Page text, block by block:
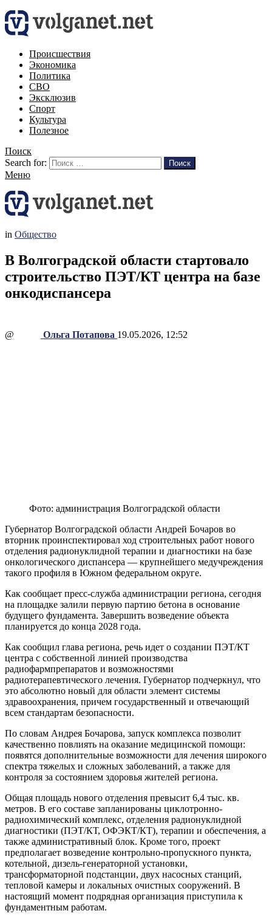
Происшествия
Экономика
Политика
СВО
Эксклюзив
Спорт
Культура
Полезное
Поиск
Search for:
Поиск
Меню
in Общество
В Волгоградской области стартовало
строительство ПЭТ/КТ центра на базе
онкодиспансера
@ Ольга Потапова 19.05.2026, 12:52
Фото: администрация Волгоградской области
Губернатор Волгоградской области Андрей Бочаров во
вторник проинспектировал ход строительных работ нового
отделения радионуклидной терапии и диагностики на базе
онкологического диспансера — крупнейшего медучреждения
такого профиля в Южном федеральном округе.
Как сообщает пресс-служба администрации региона, сегодня
на площадке залили первую партию бетона в основание
будущего фундамента. Завершить возведение объекта
планируется до конца 2028 года.
Как сообщил глава региона, речь идет о создании ПЭТ/КТ
центра с собственной линией производства
радиофармпрепаратов и возможностями
радиотерапевтического лечения. Губернатор подчеркнул, что
это абсолютно новый для области элемент системы
здравоохранения, причем государственный и отвечающий
всем стандартам безопасности.
По словам Андрея Бочарова, запуск комплекса позволит
качественно повлиять на оказание медицинской помощи:
появятся дополнительные возможности для лечения широкого
спектра тяжелых и сложных заболеваний, а также для
контроля за состоянием здоровья жителей региона.
Общая площадь нового отделения превысит 6,4 тыс. кв.
метров. В его составе запланированы циклотронно-
радиохимический комплекс, отделения радионуклидной
диагностики (ПЭТ/КТ, ОФЭКТ/КТ), терапии и обеспечения, а
также административный блок. Кроме того, проект
предполагает возведение контрольно-пропускного пункта,
котельной, дизель-генераторной установки,
трансформаторной подстанции, двух насосных станций,
тепловой камеры и локальных очистных сооружений. В
настоящий момент подрядная организация приступила к
фундаментным работам.